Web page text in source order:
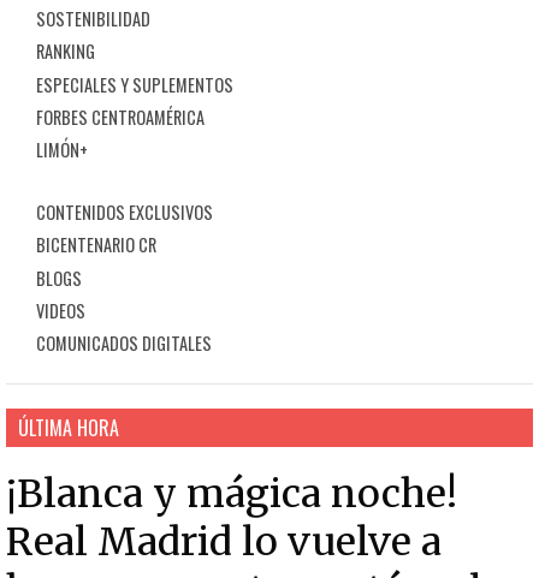
SOSTENIBILIDAD
RANKING
ESPECIALES Y SUPLEMENTOS
FORBES CENTROAMÉRICA
LIMÓN+
CONTENIDOS EXCLUSIVOS
BICENTENARIO CR
BLOGS
VIDEOS
COMUNICADOS DIGITALES
ÚLTIMA HORA
¡Blanca y mágica noche!
Real Madrid lo vuelve a